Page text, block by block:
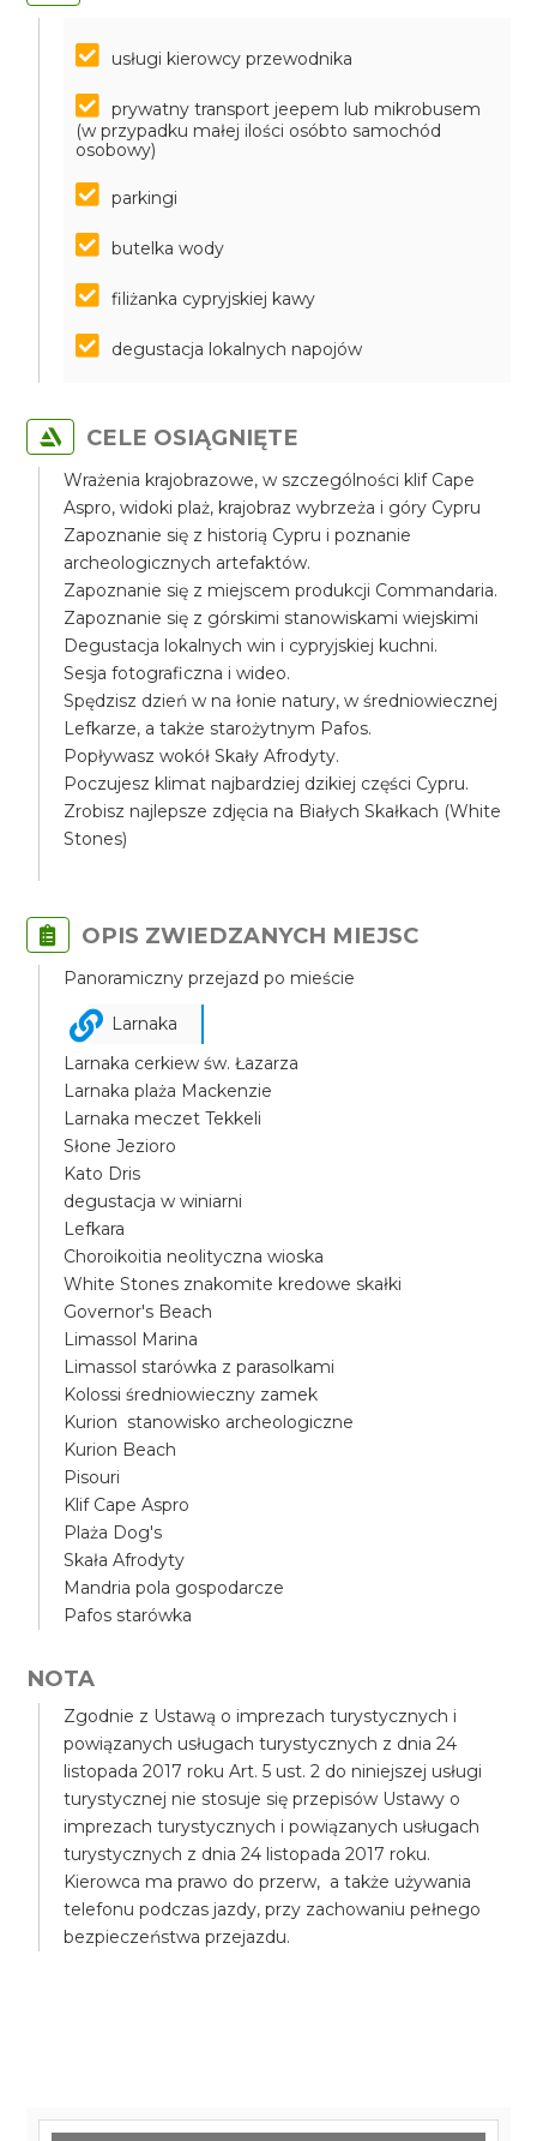
usługi kierowcy przewodnika
prywatny transport jeepem lub mikrobusem
(w przypadku małej ilości osóbto samochód
osobowy)
parkingi
butelka wody
filiżanka cypryjskiej kawy
degustacja lokalnych napojów
CELE OSIĄGNIĘTE
Wrażenia krajobrazowe, w szczególności klif Cape
Aspro, widoki plaż, krajobraz wybrzeża i góry Cypru
Zapoznanie się z historią Cypru i poznanie
archeologicznych artefaktów.
Zapoznanie się z miejscem produkcji Commandaria.
Zapoznanie się z górskimi stanowiskami wiejskimi
Degustacja lokalnych win i cypryjskiej kuchni.
Sesja fotograficzna i wideo.
Spędzisz dzień w na łonie natury, w średniowiecznej
Lefkarze, a także starożytnym Pafos.
Popływasz wokół Skały Afrodyty.
Poczujesz klimat najbardziej dzikiej części Cypru.
Zrobisz najlepsze zdjęcia na Białych Skałkach (White
Stones)
OPIS ZWIEDZANYCH MIEJSC
Panoramiczny przejazd po mieście
Larnaka
Larnaka cerkiew św. Łazarza
Larnaka plaża Mackenzie
Larnaka meczet Tekkeli
Słone Jezioro
Kato Dris
degustacja w winiarni
Lefkara
Choroikoitia neolityczna wioska
White Stones znakomite kredowe skałki
Governor's Beach
Limassol Marina
Limassol starówka z parasolkami
Kolossi średniowieczny zamek
Kurion stanowisko archeologiczne
Kurion Beach
Pisouri
Klif Cape Aspro
Plaża Dog's
Skała Afrodyty
Mandria pola gospodarcze
Pafos starówka
NOTA
Zgodnie z Ustawą o imprezach turystycznych i
powiązanych usługach turystycznych z dnia 24
listopada 2017 roku Art. 5 ust. 2 do niniejszej usługi
turystycznej nie stosuje się przepisów Ustawy o
imprezach turystycznych i powiązanych usługach
turystycznych z dnia 24 listopada 2017 roku.
Kierowca ma prawo do przerw, a także używania
telefonu podczas jazdy, przy zachowaniu pełnego
bezpieczeństwa przejazdu.